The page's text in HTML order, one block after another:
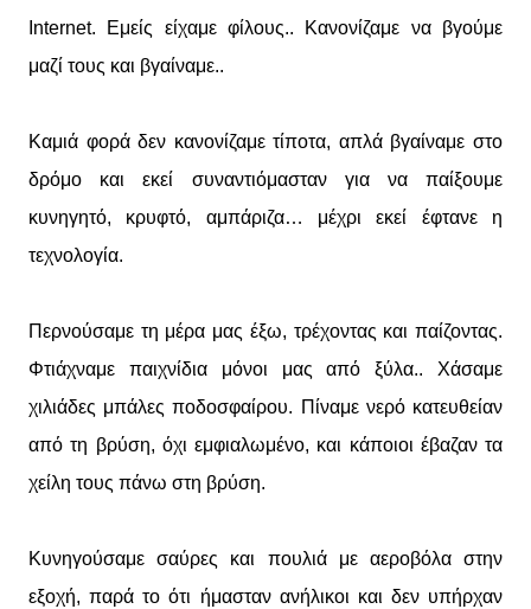
Ιnternet. Εμείς είχαμε φίλους.. Κανονίζαμε να βγούμε
μαζί τους και βγαίναμε..
Καμιά φορά δεν κανονίζαμε τίποτα, απλά βγαίναμε στο
δρόμο και εκεί συναντιόμασταν για να παίξουμε
κυνηγητό, κρυφτό, αμπάριζα… μέχρι εκεί έφτανε η
τεχνολογία.
Περνούσαμε τη μέρα μας έξω, τρέχοντας και παίζοντας.
Φτιάχναμε παιχνίδια μόνοι μας από ξύλα.. Χάσαμε
χιλιάδες μπάλες ποδοσφαίρου. Πίναμε νερό κατευθείαν
από τη βρύση, όχι εμφιαλωμένο, και κάποιοι έβαζαν τα
χείλη τους πάνω στη βρύση.
Κυνηγούσαμε σαύρες και πουλιά με αεροβόλα στην
εξοχή, παρά το ότι ήμασταν ανήλικοι και δεν υπήρχαν